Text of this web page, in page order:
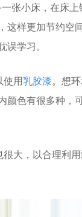
张小床，在床上
这样更加节约空
学习。
使用乳胶漆。想
颜色有很多种，
很大，以合理利